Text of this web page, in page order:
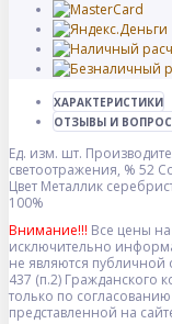
ХАРАКТЕРИСТИКИ
ОТЗЫВЫ И
Ед. изм. шт.
светоотражения, % 52
Цвет Металлик
100%
Внимание!!! Все цены
исключительно
не являются
437 (п.2) Гражданского
только по
представленной на